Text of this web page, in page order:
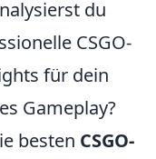
du
CSGO-
für dein
Gameplay?
besten CSGO-